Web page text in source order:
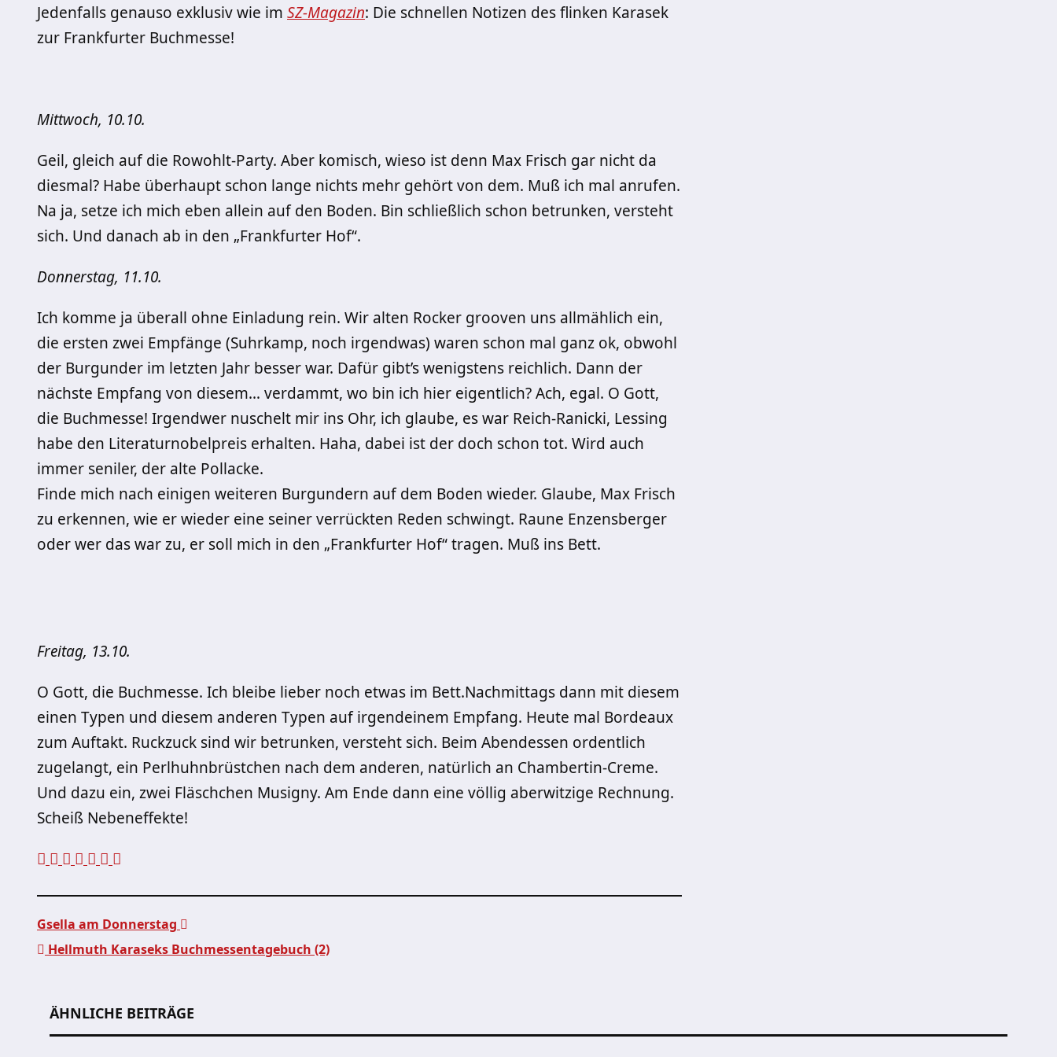
Jedenfalls genauso exklusiv wie im SZ-Magazin: Die schnellen Notizen des flinken Karasek
zur Frankfurter Buchmesse!
Mittwoch, 10.10.
Geil, gleich auf die Rowohlt-Party. Aber komisch, wieso ist denn Max Frisch gar nicht da
diesmal? Habe überhaupt schon lange nichts mehr gehört von dem. Muß ich mal anrufen.
Na ja, setze ich mich eben allein auf den Boden. Bin schließlich schon betrunken, versteht
sich. Und danach ab in den „Frankfurter Hof“.
Donnerstag, 11.10.
Ich komme ja überall ohne Einladung rein. Wir alten Rocker grooven uns allmählich ein,
die ersten zwei Empfänge (Suhrkamp, noch irgendwas) waren schon mal ganz ok, obwohl
der Burgunder im letzten Jahr besser war. Dafür gibt’s wenigstens reichlich. Dann der
nächste Empfang von diesem… verdammt, wo bin ich hier eigentlich? Ach, egal. O Gott,
die Buchmesse! Irgendwer nuschelt mir ins Ohr, ich glaube, es war Reich-Ranicki, Lessing
habe den Literaturnobelpreis erhalten. Haha, dabei ist der doch schon tot. Wird auch
immer seniler, der alte Pollacke.
Finde mich nach einigen weiteren Burgundern auf dem Boden wieder. Glaube, Max Frisch
zu erkennen, wie er wieder eine seiner verrückten Reden schwingt. Raune Enzensberger
oder wer das war zu, er soll mich in den „Frankfurter Hof“ tragen. Muß ins Bett.
Freitag, 13.10.
O Gott, die Buchmesse. Ich bleibe lieber noch etwas im Bett.Nachmittags dann mit diesem
einen Typen und diesem anderen Typen auf irgendeinem Empfang. Heute mal Bordeaux
zum Auftakt. Ruckzuck sind wir betrunken, versteht sich. Beim Abendessen ordentlich
zugelangt, ein Perlhuhnbrüstchen nach dem anderen, natürlich an Chambertin-Creme.
Und dazu ein, zwei Fläschchen Musigny. Am Ende dann eine völlig aberwitzige Rechnung.
Scheiß Nebeneffekte!
Gsella am Donnerstag
Hellmuth Karaseks Buchmessentagebuch (2)
ÄHNLICHE BEITRÄGE